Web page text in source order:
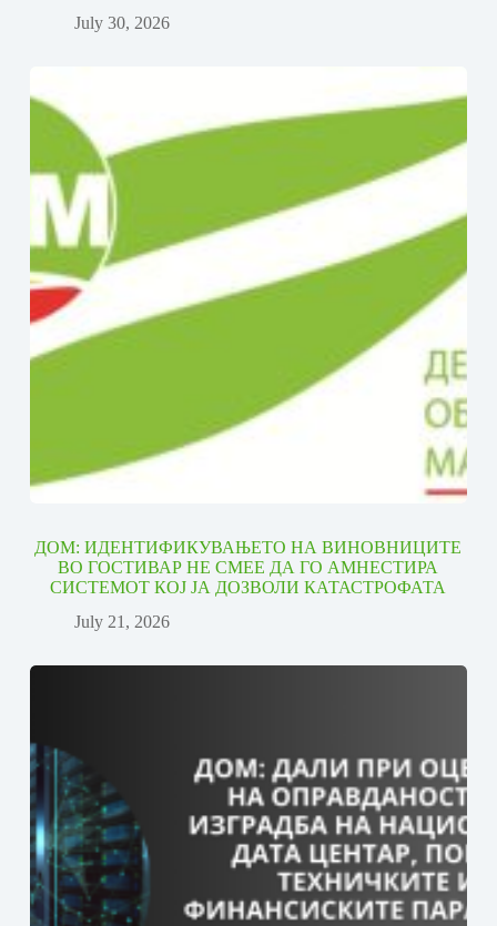
July 30, 2026
ДОМ: ИДЕНТИФИКУВАЊЕТО НА ВИНОВНИЦИТЕ
ВО ГОСТИВАР НЕ СМЕЕ ДА ГО АМНЕСТИРА
СИСТЕМОТ КОЈ ЈА ДОЗВОЛИ КАТАСТРОФАТА
July 21, 2026